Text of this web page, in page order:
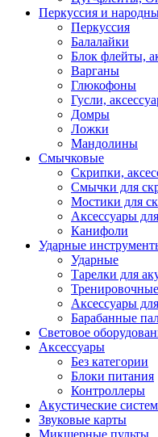
Перкуссия и
Перкуссия
Балалайки
Блок флейты,
Варганы
Глюкофоны
Гусли,
Домры
Ложки
Мандолины
Смычковые
Скрипки,
Смычки для
Мостики для
Аксессуары
Канифоли
Ударные
Ударные
Тарелки для
Аксессуары
Барабанные
Световое
Аксессуары
Без категории
Блоки питания
Контроллеры
Акустические
Звуковые карты
Микшерные пульты